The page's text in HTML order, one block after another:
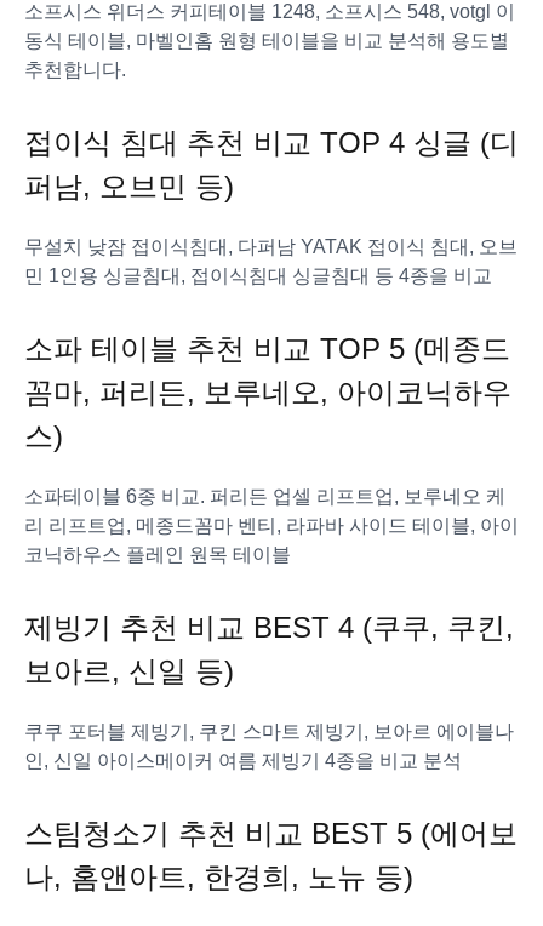
소프시스 위더스 커피테이블 1248, 소프시스 548, votgl 이
동식 테이블, 마벨인홈 원형 테이블을 비교 분석해 용도별
추천합니다.
접이식 침대 추천 비교 TOP 4 싱글 (디
퍼남, 오브민 등)
무설치 낮잠 접이식침대, 다퍼남 YATAK 접이식 침대, 오브
민 1인용 싱글침대, 접이식침대 싱글침대 등 4종을 비교
소파 테이블 추천 비교 TOP 5 (메종드
꼼마, 퍼리든, 보루네오, 아이코닉하우
스)
소파테이블 6종 비교. 퍼리든 업셀 리프트업, 보루네오 케
리 리프트업, 메종드꼼마 벤티, 라파바 사이드 테이블, 아이
코닉하우스 플레인 원목 테이블
제빙기 추천 비교 BEST 4 (쿠쿠, 쿠킨,
보아르, 신일 등)
쿠쿠 포터블 제빙기, 쿠킨 스마트 제빙기, 보아르 에이블나
인, 신일 아이스메이커 여름 제빙기 4종을 비교 분석
스팀청소기 추천 비교 BEST 5 (에어보
나, 홈앤아트, 한경희, 노뉴 등)